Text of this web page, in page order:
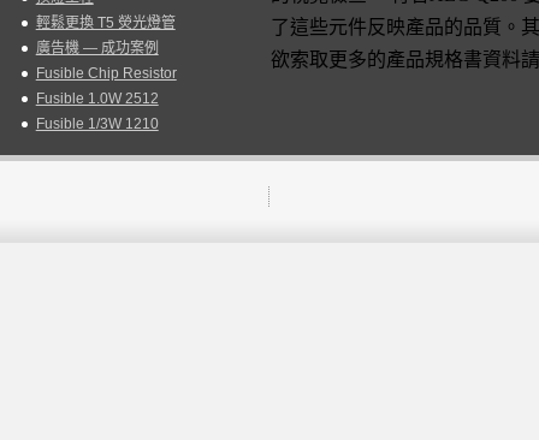
輕鬆更換 T5 熒光燈管
廣告機 — 成功案例
Fusible Chip Resistor
Fusible 1.0W 2512
Fusible 1/3W 1210
了這些元件反映產品的品質。
欲索取更多的產品規格書資料